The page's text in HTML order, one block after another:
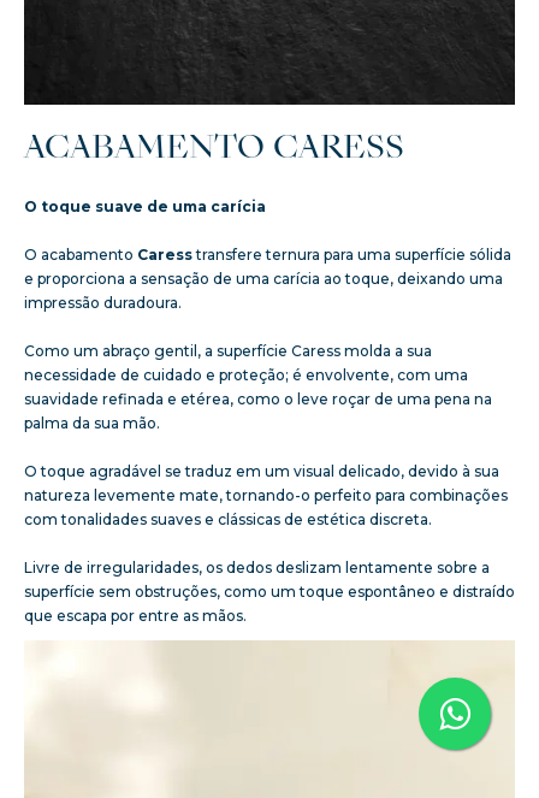
ACABAMENTO CARESS
O toque suave de uma carícia
O acabamento Caresstransfere ternura para uma superfície sólida
e proporciona a sensação de uma carícia ao toque, deixando uma
impressão duradoura.
Como um abraço gentil, a superfície Caress molda a sua
necessidade de cuidado e proteção; é envolvente, com uma
suavidade refinada e etérea, como o leve roçar de uma pena na
palma da sua mão.
O toque agradável se traduz em um visual delicado, devido à sua
natureza levemente mate, tornando-o perfeito para combinações
com tonalidades suaves e clássicas de estética discreta.
Livre de irregularidades, os dedos deslizam lentamente sobre a
superfície sem obstruções, como um toque espontâneo e distraído
que escapa por entre as mãos.